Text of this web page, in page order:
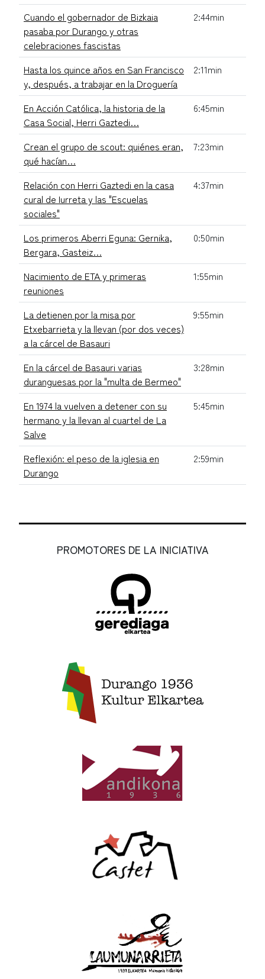
Cuando el gobernador de Bizkaia
pasaba por Durango y otras
celebraciones fascistas
2:44min
Hasta los quince años en San Francisco
y, después, a trabajar en la Droguería
2:11min
En Acción Católica, la historia de la
Casa Social, Herri Gaztedi…
6:45min
Crean el grupo de scout: quiénes eran,
qué hacían…
7:23min
Relación con Herri Gaztedi en la casa
cural de Iurreta y las "Escuelas
sociales"
4:37min
Los primeros Aberri Eguna: Gernika,
Bergara, Gasteiz…
0:50min
Nacimiento de ETA y primeras
reuniones
1:55min
La detienen por la misa por
Etxebarrieta y la llevan (por dos veces)
a la cárcel de Basauri
9:55min
En la cárcel de Basauri varias
duranguesas por la "multa de Bermeo"
3:28min
En 1974 la vuelven a detener con su
hermano y la llevan al cuartel de La
Salve
5:45min
Reflexión: el peso de la iglesia en
Durango
2:59min
PROMOTORES DE LA INICIATIVA